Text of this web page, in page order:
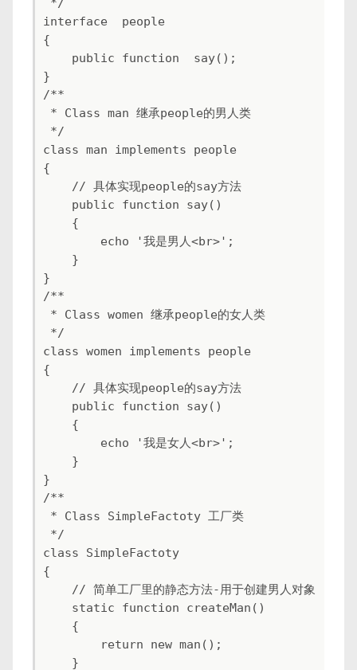
interface  people
{
    public function  say();
}
/**
* Class man 继承people的男人类
*/
class man implements people
{
    // 具体实现people的say方法
    public function say()
    {
        echo '我是男人<br>';
    }
}
/**
* Class women 继承people的女人类
*/
class women implements people
{
    // 具体实现people的say方法
    public function say()
    {
        echo '我是女人<br>';
    }
}
/**
* Class SimpleFactoty 工厂类
*/
class SimpleFactoty
{
    // 简单工厂里的静态方法-用于创建男人对象
    static function createMan()
    {
        return new man();
    }